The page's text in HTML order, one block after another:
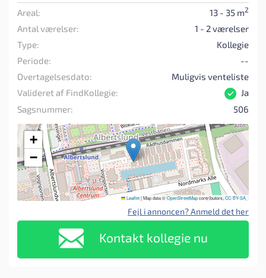
Areal: 13 - 35 m2
Antal værelser:
1 - 2 værelser
Type:
Kollegie
Periode:
--
Overtagelsesdato:
Muligvis venteliste
Valideret af FindKollegie:
Ja
Sagsnummer:
506
+
−
Leaflet|Map data ©OpenStreetMapcontributors,CC-BY-SA
Fejl i annoncen? Anmeld det her
Kontakt kollegie nu